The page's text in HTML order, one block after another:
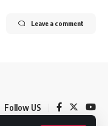
Leave a comment
Follow US